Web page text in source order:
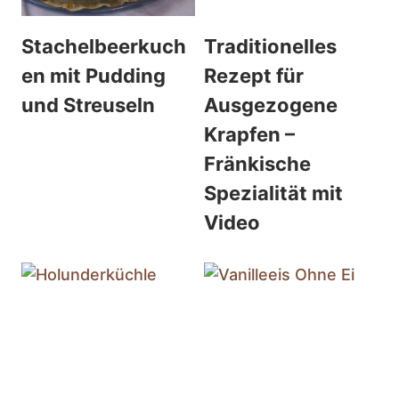
Stachelbeerkuch
en mit Pudding
und Streuseln
Traditionelles
Rezept für
Ausgezogene
Krapfen –
Fränkische
Spezialität mit
Video